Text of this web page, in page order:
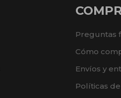
Preguntas
Cómo
Envíos y
Políticas